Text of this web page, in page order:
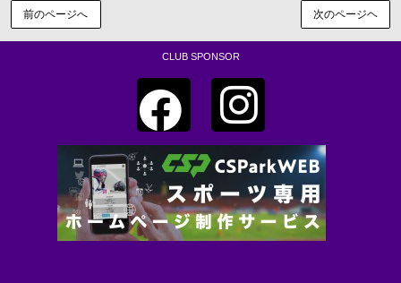
前のページへ 次のページヘ
CLUB SPONSOR